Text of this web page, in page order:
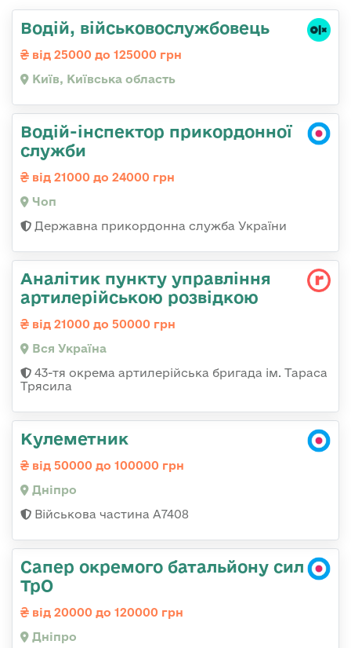
Водій, військовослужбовець
від 25000 до 125000 грн
Київ, Київська область
Водій-інспектор прикордонної
служби
від 21000 до 24000 грн
Чоп
Державна прикордонна служба України
Аналітик пункту управління
артилерійською розвідкою
від 21000 до 50000 грн
Вся Україна
43-тя окрема артилерійська бригада ім. Тараса
Трясила
Кулеметник
від 50000 до 100000 грн
Дніпро
Військова частина А7408
Сапер окремого батальйону сил
ТрО
від 20000 до 120000 грн
Дніпро